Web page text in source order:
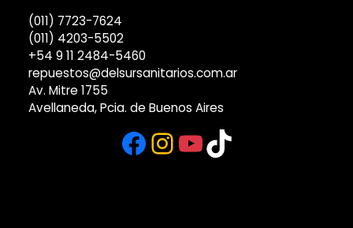
(011) 7723-7624
(011) 4203-5502
+54 9 11 2484-5460
repuestos@delsursanitarios.com.ar
Av. Mitre 1755
Avellaneda, Pcia. de Buenos Aires
Facebook
Instagram
YouTube
TikTok